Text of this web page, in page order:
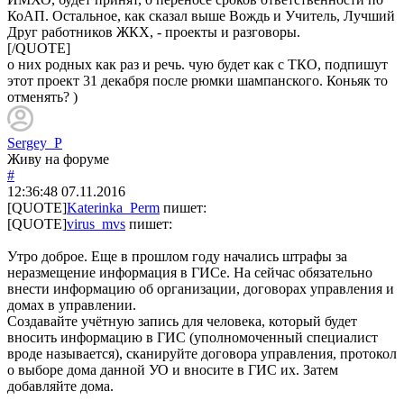
КоАП. Остальное, как сказал выше Вождь и Учитель, Лучший
Друг работников ЖКХ, - проекты и разговоры.
[/QUOTE]
о них родных как раз и речь. чую будет как с ТКО, подпишут
этот проект 31 декабря после рюмки шампанского. Коньяк то
отменять? )
Sergey_P
Живу на форуме
#
12:36:48 07.11.2016
[QUOTE]Katerinka_Perm пишет:
[QUOTE]virus_mvs пишет:
Утро доброе. Еще в прошлом году начались штрафы за
неразмещение информация в ГИСе. На сейчас обязательно
внести информацию об организации, договорах управления и
домах в управлении.
Создавайте учётную запись для человека, который будет
вносить информацию в ГИС (уполномоченный специалист
вроде называется), сканируйте договора управления, протокол
о выборе дома данной УО и вносите в ГИС их. Затем
добавляйте дома.